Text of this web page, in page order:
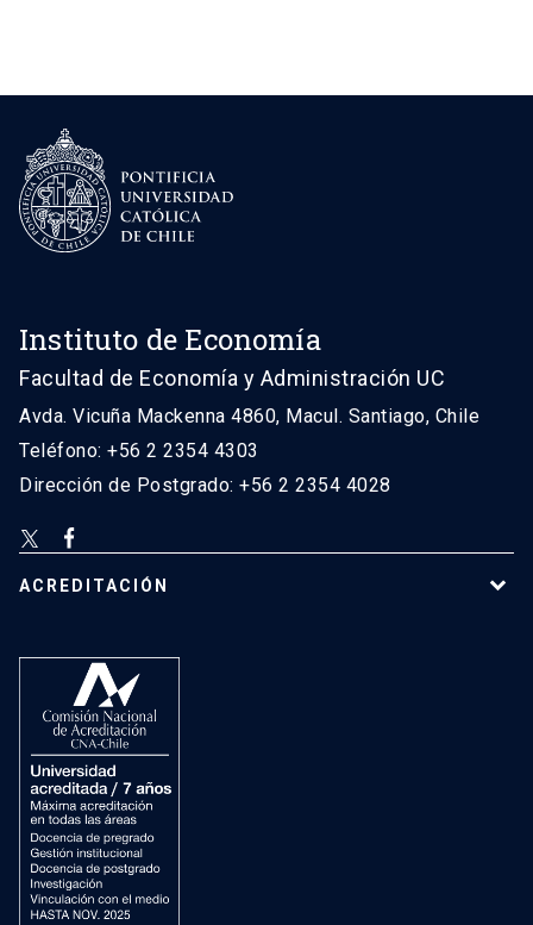
Instituto de Economía
Facultad de Economía y Administración UC
Avda. Vicuña Mackenna 4860, Macul. Santiago, Chile
Teléfono: +56 2 2354 4303
Dirección de Postgrado: +56 2 2354 4028
ACREDITACIÓN